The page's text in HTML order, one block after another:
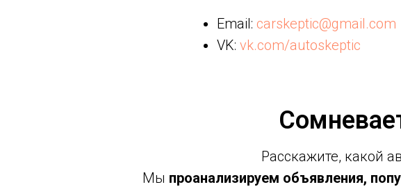
Email: carskeptic@gmail.com
VK: vk.com/autoskeptic
Расскажите, какой
Мы проанализируем объявления,